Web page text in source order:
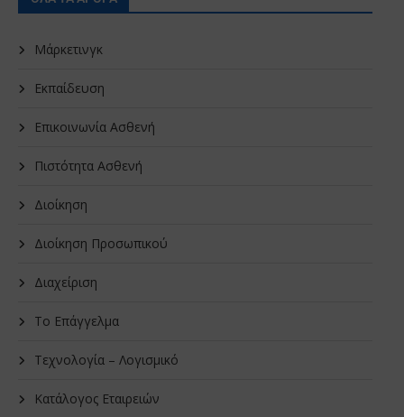
Μάρκετινγκ
Εκπαίδευση
Επικοινωνία Ασθενή
Πιστότητα Ασθενή
Διοίκηση
Διοίκηση Προσωπικού
Διαχείριση
Το Επάγγελμα
Τεχνολογία – Λογισμικό
Κατάλογος Εταιρειών